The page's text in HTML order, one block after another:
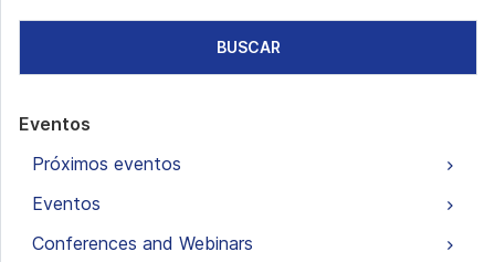
BUSCAR
Eventos
Próximos eventos
Eventos
Conferences and Webinars